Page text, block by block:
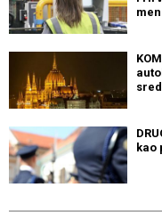
kao